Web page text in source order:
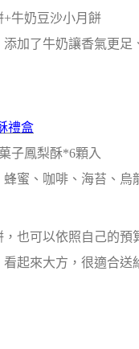
牛奶豆沙小月餅
加了牛奶讓香氣更足
禮盒
子鳳梨酥*6顆入
蜜、咖啡、海苔、烏
也可以依照自己的預
起來大方，很適合送